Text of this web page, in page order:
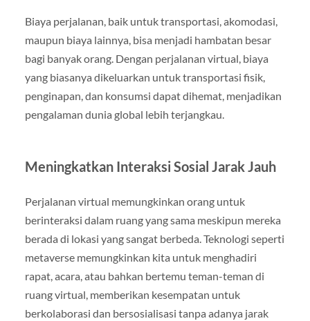
Biaya perjalanan, baik untuk transportasi, akomodasi,
maupun biaya lainnya, bisa menjadi hambatan besar
bagi banyak orang. Dengan perjalanan virtual, biaya
yang biasanya dikeluarkan untuk transportasi fisik,
penginapan, dan konsumsi dapat dihemat, menjadikan
pengalaman dunia global lebih terjangkau.
Meningkatkan Interaksi Sosial Jarak Jauh
Perjalanan virtual memungkinkan orang untuk
berinteraksi dalam ruang yang sama meskipun mereka
berada di lokasi yang sangat berbeda. Teknologi seperti
metaverse memungkinkan kita untuk menghadiri
rapat, acara, atau bahkan bertemu teman-teman di
ruang virtual, memberikan kesempatan untuk
berkolaborasi dan bersosialisasi tanpa adanya jarak